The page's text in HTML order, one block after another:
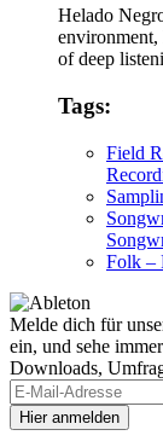
Helado
environment,
of deep
Tags:
Field
Folk –
Melde dich für
ein, und sehe
Downloads,